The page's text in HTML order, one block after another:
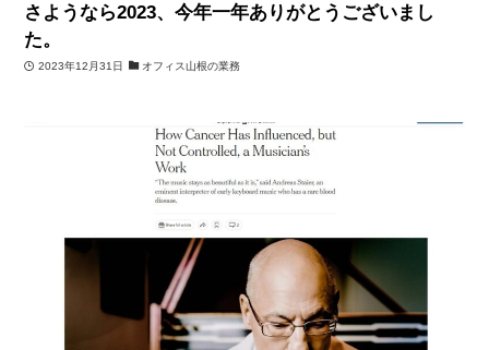
さようなら2023、今年一年ありがとうございまし
た。
2023年12月31日 オフィス山根の業務